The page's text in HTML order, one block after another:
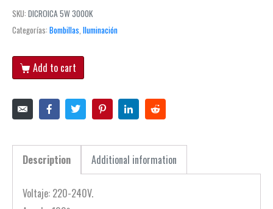
SKU: DICROICA 5W 3000K
Categorías: Bombillas Iluminación
Add to cart
Description Additional information
Voltaje: 220-240V.